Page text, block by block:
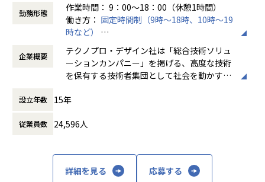
イマ等）の仮想実現、ITORNを活用したテスト支援も担当範
【具体的な仕事内容】
・ C言語 / C++ / C#を用いた組込制御ソフトウェアの詳細設
・ センサ・産業機器からのデータ収集・解析・演算処理のア
・ マイコングラフィックツールを用いたアイコン・グラフ表
・ マイコン周辺デバイス（メモリ・タイマ等）の仮想実現
勤務形態
作業時間： 9：00～18：00（休憩1時間）
働き方： 固定時間制（9時～18時、10時～19
時など）
時間外労働の有無： 有（月平均20時間）
休憩時間： 60分
企業概要
テクノプロ・デザイン社は「総合技術ソリュ
ーションカンパニー」を掲げる、高度な技術
を保有する技術者集団として社会を動かすこ
に渡ります。いわゆる技術者派遣と呼ばれ
働く場所に関わらない事業支援や最新技術を
用いた研究開発などを行っています。
設立年数 15年
従業員数 24,596人
詳細を見る 応募する